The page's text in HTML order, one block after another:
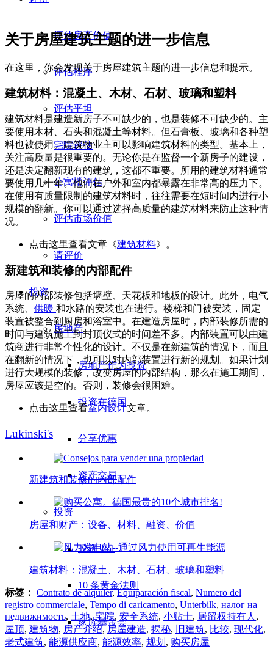
评估房产价值
评估程序
评估平坦
宅院评估
公寓楼评估
评估市场价值
请评价
投资
房地产
房地产作为投资
投资在德国
分享优惠
资产交易
投资
投资 1×1
10 条黄金法则
家族基金会
关于房屋建筑主题的进一步信息
在这里，你会发现关于房屋建筑主题的进一步信息和提示。
建筑材料：混凝土、木材、石材、玻璃和塑料
建筑材料是建造新房子不可缺少的，也是装修不可缺少的。主
要使用木材、石头和混凝土等材料。但石膏板、玻璃和各种塑
料也被使用。建筑物业主可以影响建筑材料的类型。基本上，
关注高质量是很重要的。无论你是在监督一个新房子的建设，
还是决定翻新现有的建筑，这都不重要。所用的建筑材料通常
要使用几十年。他们在户外和室内都暴露在非常高的压力下。
在使用有质量限制的建筑材料时，往往需要在短时间内进行小
规模的翻新。你可以通过选择高质量的建筑材料来防止这种情
况。
点击这里查看文章《建筑材料》。
新建筑和装修的内部配件
房屋的内部装修包括墙壁、天花板和地板的设计。此外，电气
系统、 供暖 和水路的安装也在进行。楼梯和门被安装，固定
装置被整合到厨房和浴室中。在建造房屋时，内部装修所需的
时间与建筑施工到封顶仪式的时间差不多。内部装置可以由建
筑商进行非常个性化的设计。不仅是在新建筑的情况下，而且
在翻新的情况下，也可以对内部装置进行新的规划。如果计划
进行大规模的装修，改变房屋的内部结构，那么在施工期间，
房屋应该是空的。否则，装修会很困难。
点击这里查看室内设计文章。
Lukinski's
新建筑和装修的内部配件
房屋和财产：设备、材料、融资、价值
建筑材料：混凝土、木材、石材、玻璃和塑料
标签： Contrato de alquiler,Equiparación fiscal, Numero del
registro commerciale, Tempo di caricamento, Unterbilk, налог на
недвижимость, 土地,宅院, 安全系统, 小贴士, 居留权持有人 ,
屋顶, 建筑物, 房产介绍,房屋建造, 揭秘, 旧建筑, 比较, 现代化,
老式建筑, 能源供应商, 能源效率, 规划 , 购买房屋